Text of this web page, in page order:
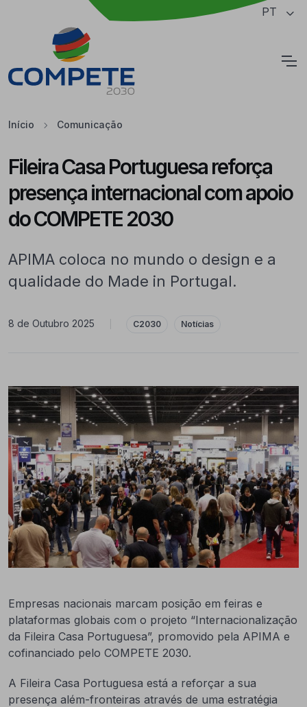
Saltar para o conteúdo principal da página PT
Início Comunicação
Fileira Casa Portuguesa reforça
presença internacional com apoio
do COMPETE 2030
APIMA coloca no mundo o design e a
qualidade do Made in Portugal.
8 de Outubro 2025 C2030 Notícias
Empresas nacionais marcam posição em feiras e
plataformas globais com o projeto “Internacionalização
da Fileira Casa Portuguesa”, promovido pela APIMA e
cofinanciado pelo COMPETE 2030.
A Fileira Casa Portuguesa está a reforçar a sua
presença além-fronteiras através de uma estratégia